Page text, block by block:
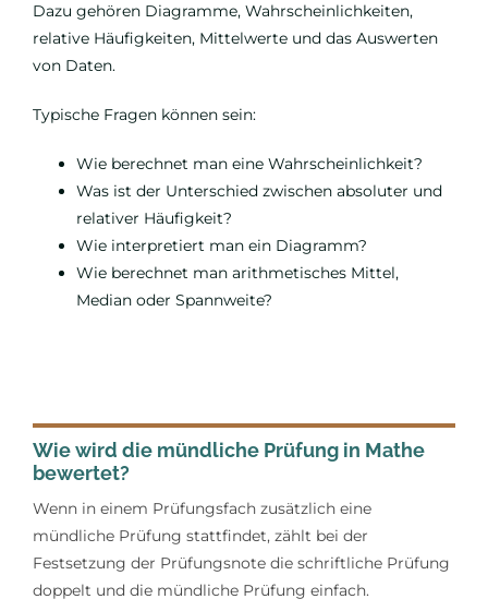
Dazu gehören Diagramme, Wahrscheinlichkeiten,
relative Häufigkeiten, Mittelwerte und das Auswerten
von Daten.
Typische Fragen können sein:
Wie berechnet man eine Wahrscheinlichkeit?
Was ist der Unterschied zwischen absoluter und
relativer Häufigkeit?
Wie interpretiert man ein Diagramm?
Wie berechnet man arithmetisches Mittel,
Median oder Spannweite?
Wie wird die mündliche Prüfung in Mathe
bewertet?
Wenn in einem Prüfungsfach zusätzlich eine
mündliche Prüfung stattfindet, zählt bei der
Festsetzung der Prüfungsnote die schriftliche Prüfung
doppelt und die mündliche Prüfung einfach.